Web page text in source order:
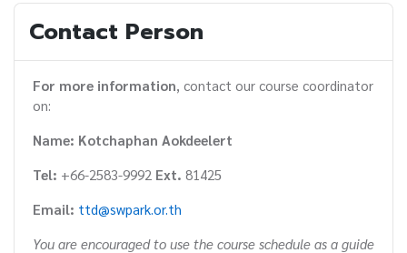
Contact Person
For more information, contact our course coordinator
on:
Name: Kotchaphan Aokdeelert
Tel: +66-2583-9992 Ext. 81425
Email: ttd@swpark.or.th
You are encouraged to use the course schedule as a guide